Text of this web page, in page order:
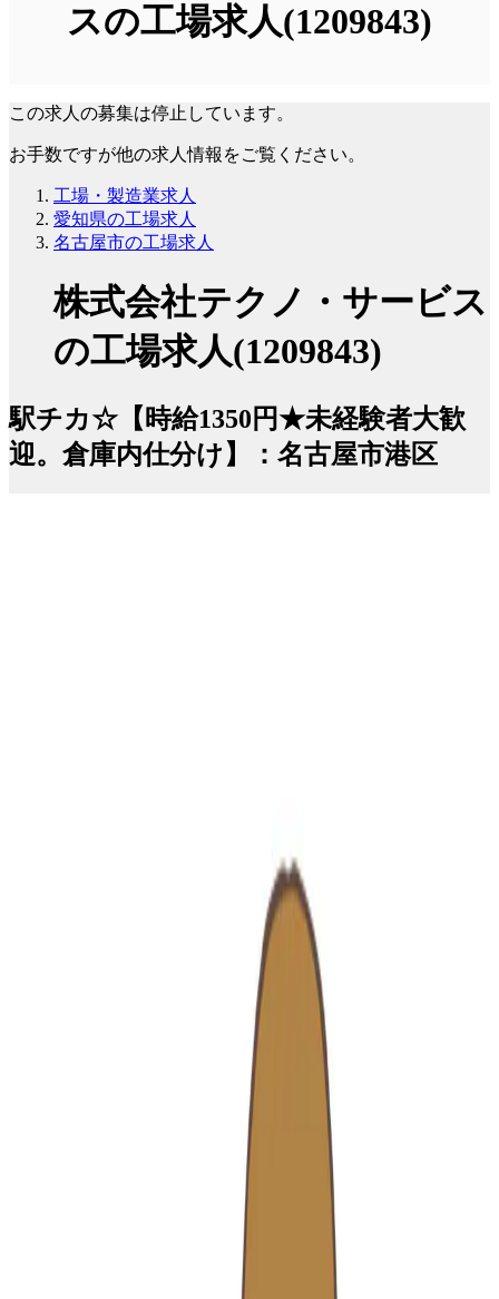
スの工場求人(1209843)
この求人の募集は停止しています。
お手数ですが他の求人情報をご覧ください。
工場・製造業求人
愛知県の工場求人
名古屋市の工場求人
株式会社テクノ・サービス
の工場求人(1209843)
駅チカ☆【時給1350円★未経験者大歓
迎。倉庫内仕分け】：名古屋市港区